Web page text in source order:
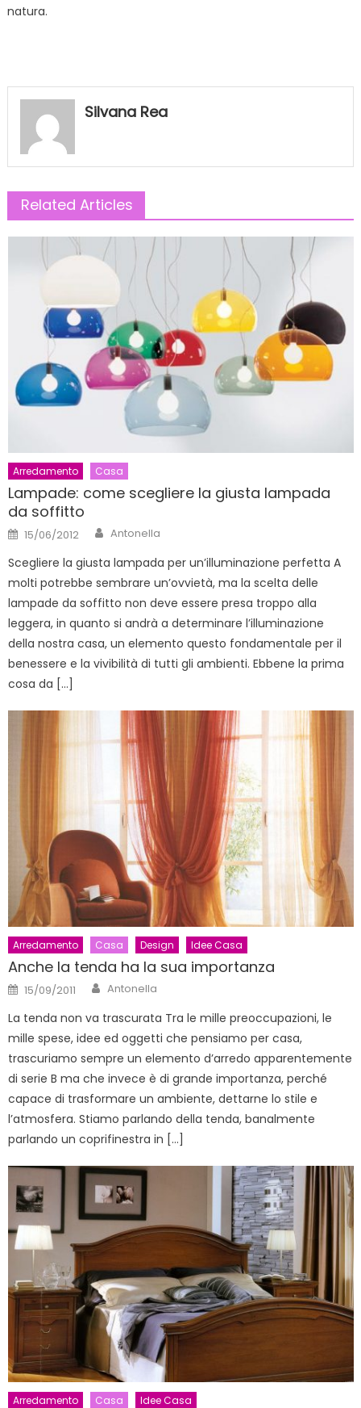
natura.
Silvana Rea
Related Articles
Arredamento Casa
Lampade: come scegliere la giusta lampada
da soffitto
Posted
on
15/06/2012 Author
Antonella
Scegliere la giusta lampada per un’illuminazione perfetta A
molti potrebbe sembrare un’ovvietà, ma la scelta delle
lampade da soffitto non deve essere presa troppo alla
leggera, in quanto si andrà a determinare l’illuminazione
della nostra casa, un elemento questo fondamentale per il
benessere e la vivibilità di tutti gli ambienti. Ebbene la prima
cosa da […]
Arredamento Casa Design Idee Casa
Anche la tenda ha la sua importanza
Posted
on
15/09/2011 Author
Antonella
La tenda non va trascurata Tra le mille preoccupazioni, le
mille spese, idee ed oggetti che pensiamo per casa,
trascuriamo sempre un elemento d’arredo apparentemente
di serie B ma che invece è di grande importanza, perché
capace di trasformare un ambiente, dettarne lo stile e
l’atmosfera. Stiamo parlando della tenda, banalmente
parlando un coprifinestra in […]
Arredamento Casa Idee Casa